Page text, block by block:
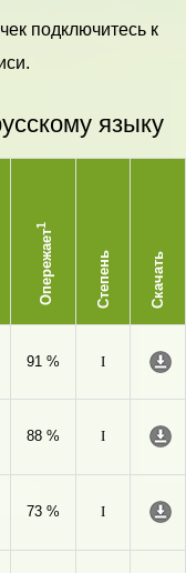
подключитесь к
языку
Опережает
1
Степень Скачать
91 %
I
88 %
I
73 %
I